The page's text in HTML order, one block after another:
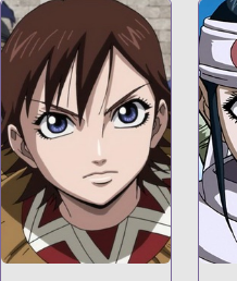
Official Site
Official Site
https://www.meian-